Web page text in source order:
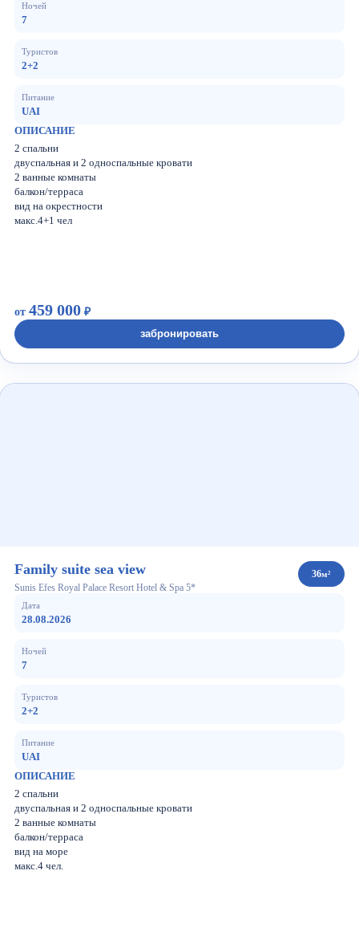
Ночей
7
Туристов
2+2
Питание
UAI
ОПИСАНИЕ
2 спальни
двуспальная и 2 односпальные кровати
2 ванные комнаты
балкон/терраса
вид на окрестности
макс.4+1 чел
от459 000 ₽
забронировать
Family suite sea view
Sunis Efes Royal Palace Resort Hotel & Spa 5*
36м²
Дата
28.08.2026
Ночей
7
Туристов
2+2
Питание
UAI
ОПИСАНИЕ
2 спальни
двуспальная и 2 односпальные кровати
2 ванные комнаты
балкон/терраса
вид на море
макс.4 чел.